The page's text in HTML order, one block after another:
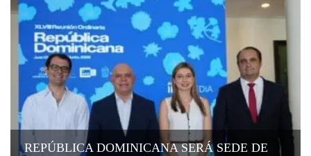
REPÚBLICA DOMINICANA SERÁ SEDE DE